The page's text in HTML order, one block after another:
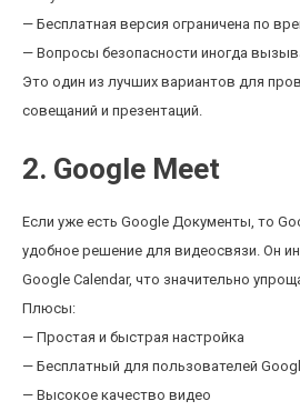
— Бесплатная версия ограничена по
— Вопросы безопасности иногда
Это один из лучших вариантов для
совещаний и презентаций.
2. Google Meet
Если уже есть Google Документы, то
удобное решение для видеосвязи. Он
Google Calendar, что значительно
Плюсы:
— Простая и быстрая настройка
— Бесплатный для пользователей
— Высокое качество видео